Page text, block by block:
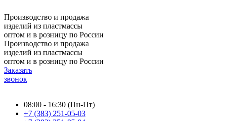
Производство и продажа
изделий из пластмассы
оптом и в розницу по России
Производство и продажа
изделий из пластмассы
оптом и в розницу по России
Заказать
звонок
08:00 - 16:30 (Пн-Пт)
+7 (383) 251-05-03